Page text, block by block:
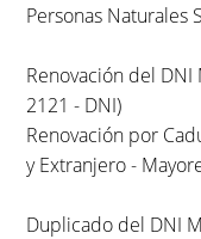
Personas Naturales
Renovación del DNI
2121 - DNI)
Renovación por
y Extranjero -
Duplicado del DNI